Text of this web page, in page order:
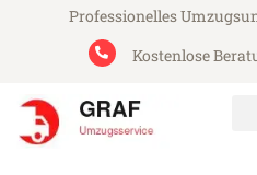
Professionelles
Kostenlose